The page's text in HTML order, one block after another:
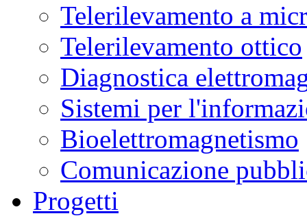
Telerilevamento a
Telerilevamento ottico
Diagnostica
Sistemi per
Bioelettromagnetismo
Comunicazione
Progetti